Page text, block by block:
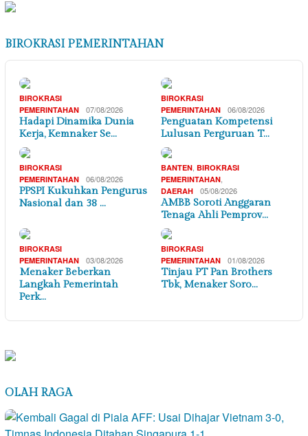
BIROKRASI PEMERINTAHAN
BIROKRASI
PEMERINTAHAN
07/08/2026
Hadapi Dinamika Dunia
Kerja, Kemnaker Se…
BIROKRASI
PEMERINTAHAN
06/08/2026
Penguatan Kompetensi
Lulusan Perguruan T…
BIROKRASI
PEMERINTAHAN
06/08/2026
PPSPI Kukuhkan Pengurus
Nasional dan 38 …
BANTEN BIROKRASI
PEMERINTAHAN
DAERAH 05/08/2026
AMBB Soroti Anggaran
Tenaga Ahli Pemprov…
BIROKRASI
PEMERINTAHAN
03/08/2026
Menaker Beberkan
Langkah Pemerintah
Perk…
BIROKRASI
PEMERINTAHAN
01/08/2026
Tinjau PT Pan Brothers
Tbk, Menaker Soro…
OLAH RAGA